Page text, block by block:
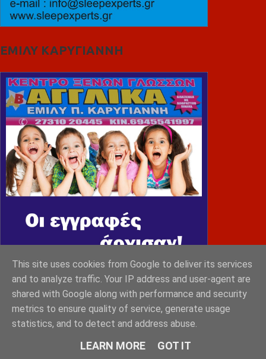
ΕΜΙΛΥ ΚΑΡΥΓΙΑΝΝΗ
MONEMVASIA GROUP
This site uses cookies from Google to deliver its services
and to analyze traffic. Your IP address and user-agent are
shared with Google along with performance and security
metrics to ensure quality of service, generate usage
statistics, and to detect and address abuse.
LEARN MORE GOT IT